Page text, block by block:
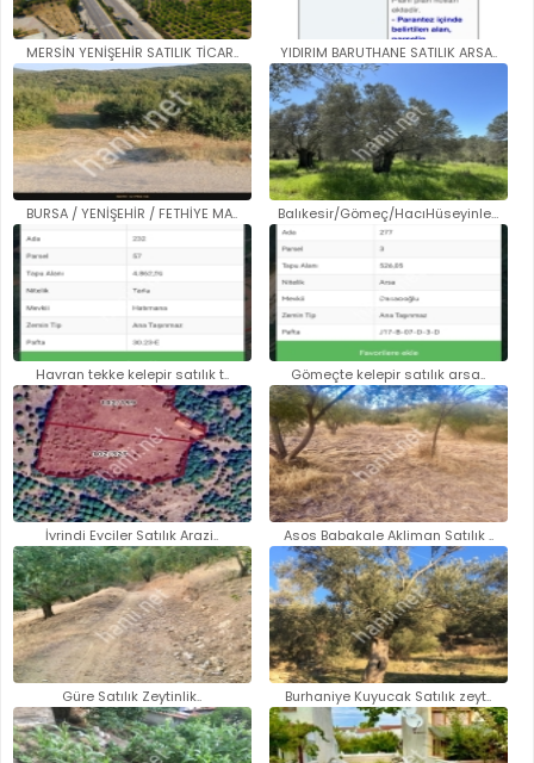
MERSİN YENİŞEHİR SATILIK TİCAR.. YIDIRIM BARUTHANE SATILIK ARSA..
BURSA / YENİŞEHİR / FETHİYE MA.. Balıkesir/Gömeç/HacıHüseyinler..
Havran tekke kelepir satılık t.. Gömeçte kelepir satılık arsa..
İvrindi Evciler Satılık Arazi.. Asos Babakale Akliman Satılık ..
Güre Satılık Zeytinlik.. Burhaniye Kuyucak Satılık zeyt..